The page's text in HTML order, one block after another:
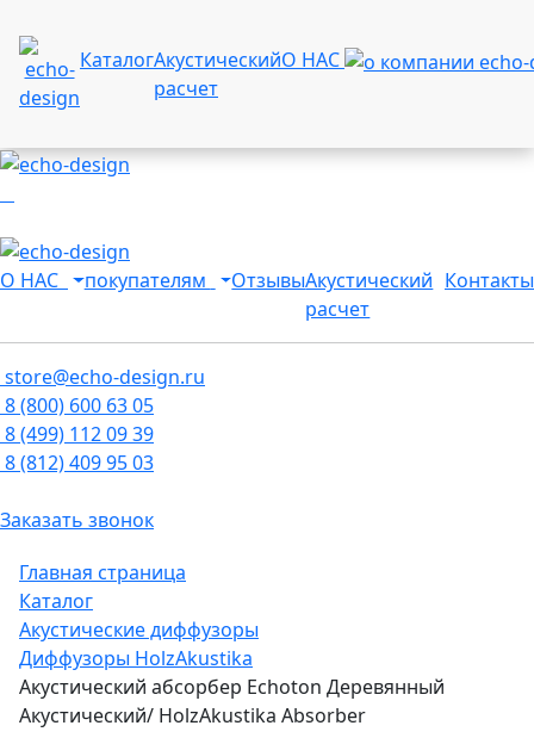
КаталогАкустический
расчет
О НАС
О НАС покупателям ОтзывыАкустический
расчет
Контакты
store@echo-design.ru
8 (800) 600 63 05
8 (499) 112 09 39
8 (812) 409 95 03
Заказать звонок
Главная страница
Каталог
Акустические диффузоры
Диффузоры HolzAkustika
Акустический абсорбер Echoton Деревянный
Акустический/ HolzAkustika Absorber